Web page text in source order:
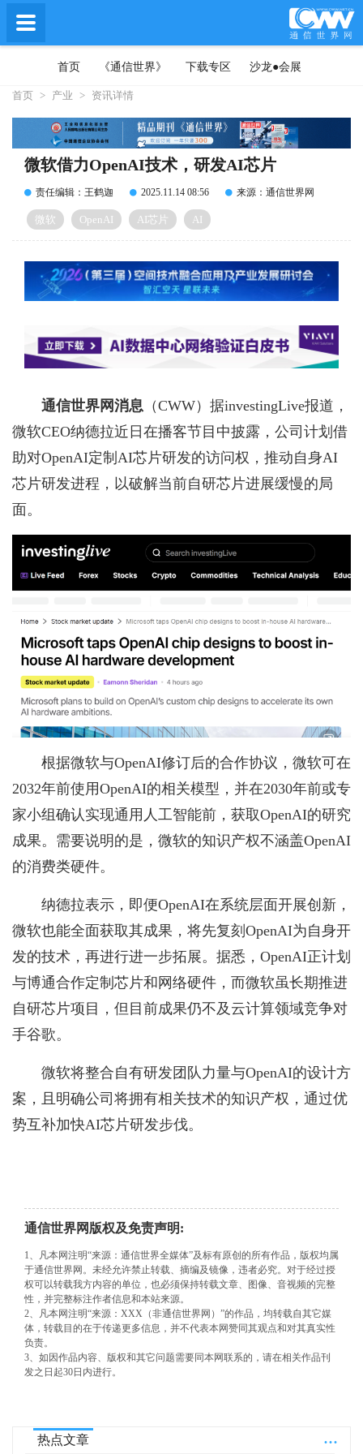
首页 《通信世界》 下载专区 沙龙●会展
首页 > 产业 > 资讯详情
微软借力OpenAI技术，研发AI芯片
责任编辑：王鹤迦 2025.11.14 08:56 来源：通信世界网
微软 OpenAI AI芯片 AI
通信世界网消息 （CWW） 据investingLive报道，
微软CEO纳德拉近日在播客节目中披露，公司计划借
助对OpenAI定制AI芯片研发的访问权，推动自身AI
芯片研发进程，以破解当前自研芯片进展缓慢的局
面。
根据微软与OpenAI修订后的合作协议，微软可在
2032年前使用OpenAI的相关模型，并在2030年前或专
家小组确认实现通用人工智能前，获取OpenAI的研究
成果。需要说明的是，微软的知识产权不涵盖OpenAI
的消费类硬件。
纳德拉表示，即便OpenAI在系统层面开展创新，
微软也能全面获取其成果，将先复刻OpenAI为自身开
发的技术，再进行进一步拓展。据悉，OpenAI正计划
与博通合作定制芯片和网络硬件，而微软虽长期推进
自研芯片项目，但目前成果仍不及云计算领域竞争对
手谷歌。
微软将整合自有研发团队力量与OpenAI的设计方
案，且明确公司将拥有相关技术的知识产权，通过优
势互补加快AI芯片研发步伐。
通信世界网版权及免责声明:
1、凡本网注明“来源：通信世界全媒体”及标有原创的所有作品，版权均属
于通信世界网。未经允许禁止转载、摘编及镜像，违者必究。对于经过授
权可以转载我方内容的单位，也必须保持转载文章、图像、音视频的完整
性，并完整标注作者信息和本站来源。
2、凡本网注明“来源：XXX（非通信世界网）”的作品，均转载自其它媒
体，转载目的在于传递更多信息，并不代表本网赞同其观点和对其真实性
负责。
3、如因作品内容、版权和其它问题需要同本网联系的，请在相关作品刊
发之日起30日内进行。
...
热点文章